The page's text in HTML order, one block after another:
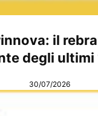
il
degli ultimi
30/07/2026